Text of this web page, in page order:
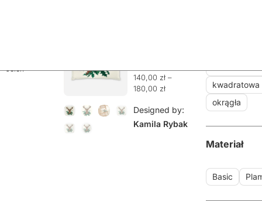
Jeleń
140,00 zł –
180,00 zł
Designed by:
Kamila Rybak
kwadratowa
okrągła
Materiał
Basic